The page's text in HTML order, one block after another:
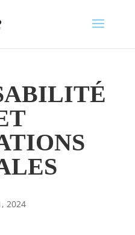
2024